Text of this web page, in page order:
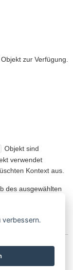
Objekt zur Verfügung.
Objekt sind
verwendet
Kontext aus.
des ausgewählten
zurück.
verbessern.